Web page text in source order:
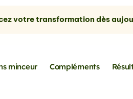
votre transformation dès
minceur Compléments